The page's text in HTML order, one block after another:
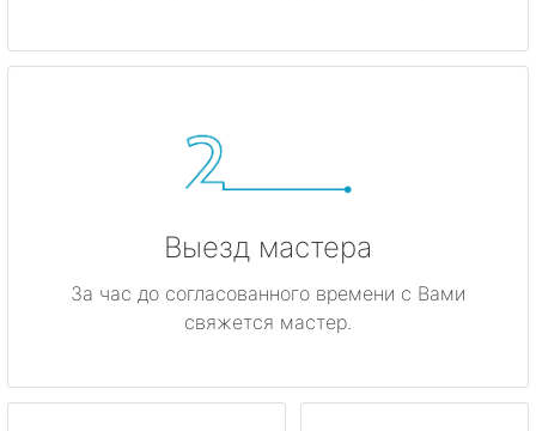
Выезд мастера
За час до согласованного времени с Вами
свяжется мастер.